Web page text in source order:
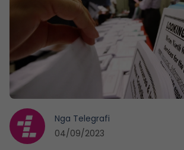
Nga Telegrafi
04/09/2023